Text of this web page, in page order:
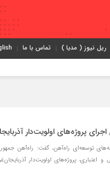
ریل نیوز ( مدیا ) تماس با ما
پروژه‌های اولویت‌دار
توسعه‌ای راه‌آهن، گفت: راه‌آهن
اعتباری، پروژه‌های اولویت‌دار